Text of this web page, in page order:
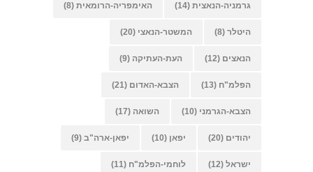
גרמניה-הנאצית (14) האימפריה-הרומאית (8)
היטלר (8) המשטר-הנאצי (20)
הנאצים (12) העת-העתיקה (9)
הפלמ"ח (13) הצבא-האדום (21)
הצבא-הגרמני (10) השואה (17)
יהודים (20) יפאן (10) יפאן-ארה"ב (9)
ישראל (12) לוחמי-הפלמ"ח (11)